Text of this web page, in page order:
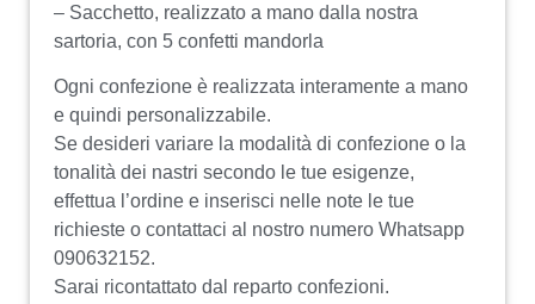
– Sacchetto, realizzato a mano dalla nostra
sartoria, con 5 confetti mandorla
Ogni confezione è realizzata interamente a mano
e quindi personalizzabile.
Se desideri variare la modalità di confezione o la
tonalità dei nastri secondo le tue esigenze,
effettua l’ordine e inserisci nelle note le tue
richieste o contattaci al nostro numero Whatsapp
090632152.
Sarai ricontattato dal reparto confezioni.